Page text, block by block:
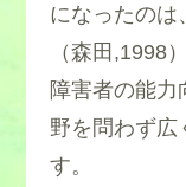
になったのは
（森田,1998）
障害者の能力
野を問わず広
す。